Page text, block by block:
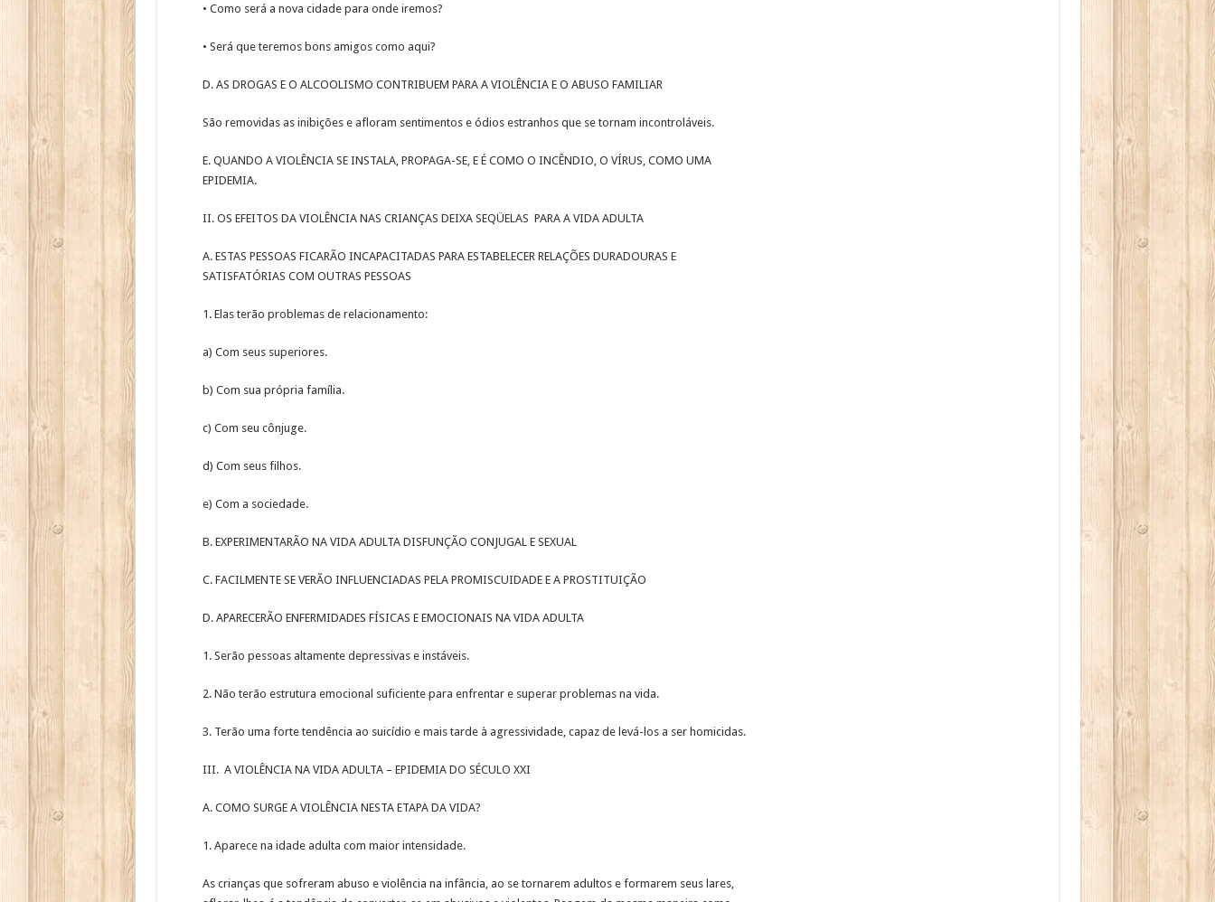
• Como será a nova cidade para onde iremos?
• Será que teremos bons amigos como aqui?
D. AS DROGAS E O ALCOOLISMO CONTRIBUEM PARA A VIOLÊNCIA E O ABUSO FAMILIAR
São removidas as inibições e afloram sentimentos e ódios estranhos que se tornam incontroláveis.
E. QUANDO A VIOLÊNCIA SE INSTALA, PROPAGA-SE, E É COMO O INCÊNDIO, O VÍRUS, COMO UMA
EPIDEMIA.
II. OS EFEITOS DA VIOLÊNCIA NAS CRIANÇAS DEIXA SEQÜELAS PARA A VIDA ADULTA
A. ESTAS PESSOAS FICARÃO INCAPACITADAS PARA ESTABELECER RELAÇÕES DURADOURAS E
SATISFATÓRIAS COM OUTRAS PESSOAS
1. Elas terão problemas de relacionamento:
a) Com seus superiores.
b) Com sua própria família.
c) Com seu cônjuge.
d) Com seus filhos.
e) Com a sociedade.
B. EXPERIMENTARÃO NA VIDA ADULTA DISFUNÇÃO CONJUGAL E SEXUAL
C. FACILMENTE SE VERÃO INFLUENCIADAS PELA PROMISCUIDADE E A PROSTITUIÇÃO
D. APARECERÃO ENFERMIDADES FÍSICAS E EMOCIONAIS NA VIDA ADULTA
1. Serão pessoas altamente depressivas e instáveis.
2. Não terão estrutura emocional suficiente para enfrentar e superar problemas na vida.
3. Terão uma forte tendência ao suicídio e mais tarde à agressividade, capaz de levá-los a ser homicidas.
III. A VIOLÊNCIA NA VIDA ADULTA – EPIDEMIA DO SÉCULO XXI
A. COMO SURGE A VIOLÊNCIA NESTA ETAPA DA VIDA?
1. Aparece na idade adulta com maior intensidade.
As crianças que sofreram abuso e violência na infância, ao se tornarem adultos e formarem seus lares,